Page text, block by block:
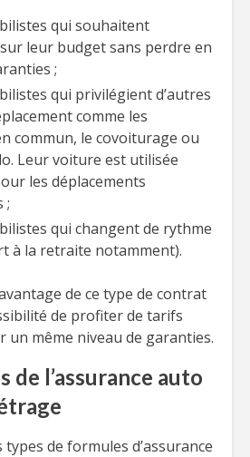
qui souhaitent
leur budget sans perdre en
;
qui privilégient d’autres
comme les
commun, le covoiturage ou
Leur voiture est utilisée
les déplacements
;
qui changent de rythme
à la retraite notamment).
de ce type de contrat
de profiter de tarifs
même niveau de garanties.
de l’assurance auto
de formules d’assurance